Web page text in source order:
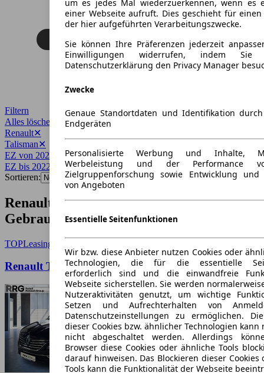
um es jedes Mal wiederzuerkennen, wenn es
einer Webseite aufruft. Dies geschieht für
der hier aufgeführten Verarbeitungszwecke.
Sie können Ihre Präferenzen jederzeit
Einwilligungen widerrufen, indem
Datenschutzerklärung den Privacy Manager
Zwecke
Genaue Standortdaten und Identifikation
Endgeräten
Personalisierte Werbung und Inhalte,
Werbeleistung und der Performance
Zielgruppenforschung sowie Entwicklung und
von Angeboten
Essentielle Seitenfunktionen
Wir bzw. diese Anbieter nutzen Cookies oder
Technologien, die für die essentielle
erforderlich sind und die einwandfreie
Webseite sicherstellen. Sie werden
Nutzeraktivitäten genutzt, um wichtige
Setzen und Aufrechterhalten von
Datenschutzeinstellungen zu ermöglichen.
dieser Cookies bzw. ähnlicher Technologien kann
nicht abgeschaltet werden. Allerdings
Browser diese Cookies oder ähnliche Tools
darauf hinweisen. Das Blockieren dieser
Tools kann die Funktionalität der Webseite
Filtern
Alles löschen
Renault✕
Talisman✕
EZ von 2022
EZ bis 2022
Sortieren:
Renault Talisman Baujahr 2022
Gebrauchtwagen-Angebote
TOPLeasing
Renault Talisman 2.0 dCi 190 Intens